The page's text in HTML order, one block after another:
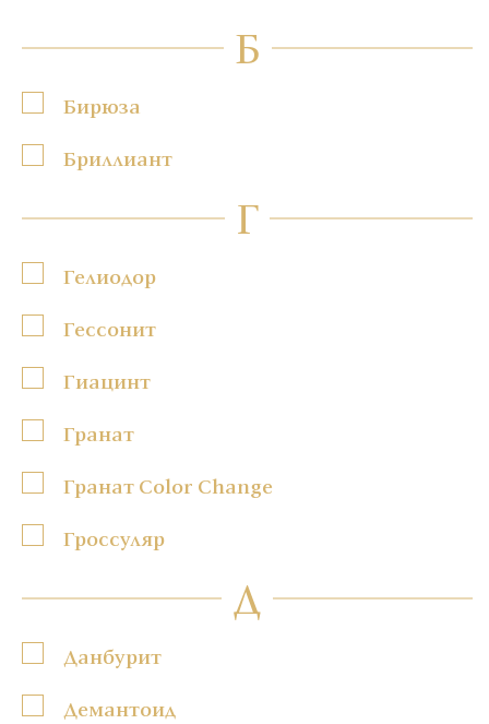
Б
Бирюза
Бриллиант
Г
Гелиодор
Гессонит
Гиацинт
Гранат
Гранат Color Change
Гроссуляр
Д
Данбурит
Демантоид